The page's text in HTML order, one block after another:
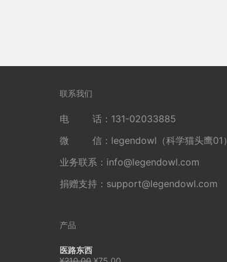
联系我们
电 话：131-02033885
微 信：legendowl（科学猫头鹰01）
业务联系： info@legendowl.com
捐赠支持： support@legendowl.com
产品
医路东西
原